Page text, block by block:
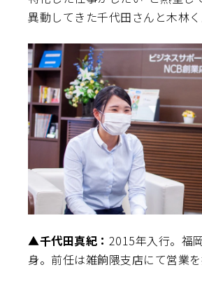
異動してきた千代田さんと木林く
▲千代田真紀： 2015年入行。福
身。前任は雑餉隈支店にて営業を